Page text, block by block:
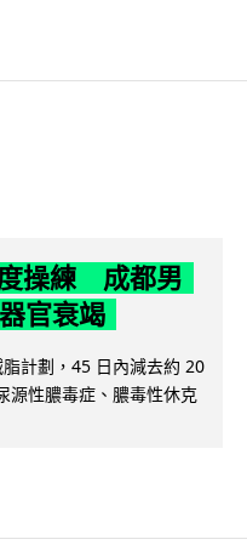
操練 成都男
官衰竭
計劃，45 日內減去約 20
源性膿毒症、膿毒性休克